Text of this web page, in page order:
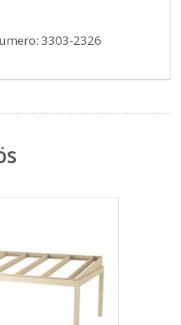
3303-2326